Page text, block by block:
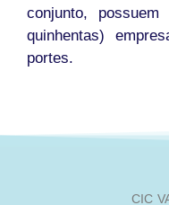
conjunto,
quinhentas)
portes.
CIC